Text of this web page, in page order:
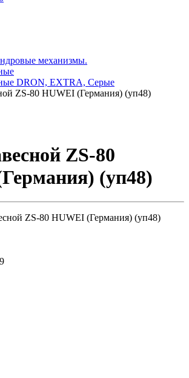
механизмы.
DRON, EXTRA, Серые
ZS-80 HUWEI (Германия) (уп48)
ZS-80
(уп48)